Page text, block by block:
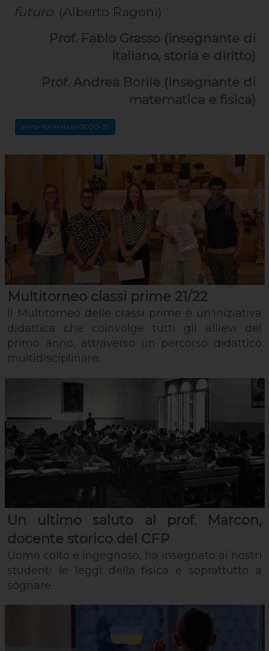
futuro. (Alberto Ragoni)
Prof. Fabio Grasso (insegnante di
italiano, storia e diritto)
Prof. Andrea Borile (insegnante di
matematica e fisica)
anno-formativo-2020-21
Multitorneo classi prime 21/22
Il Multitorneo delle classi prime è un'iniziativa
didattica che coinvolge tutti gli allievi del
primo anno, attraverso un percorso didattico
multidisciplinare.
Un ultimo saluto al prof. Marcon,
docente storico del CFP
Uomo colto e ingegnoso, ha insegnato ai nostri
studenti le leggi della fisica e soprattutto a
sognare.